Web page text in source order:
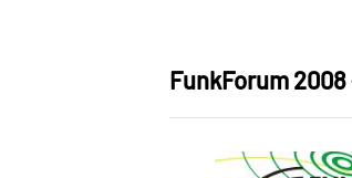
FunkForum 2008